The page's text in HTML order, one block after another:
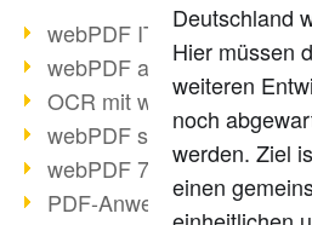
webPDF IT-Tage 2017
webPDF auf IT-Tagen 2017
OCR mit webPDF
webPDF senkt Admin-
webPDF 7.0 Release
PDF-Anwendung für
Deutschland
Hier müssen
weiteren
noch
werden. Ziel
einen